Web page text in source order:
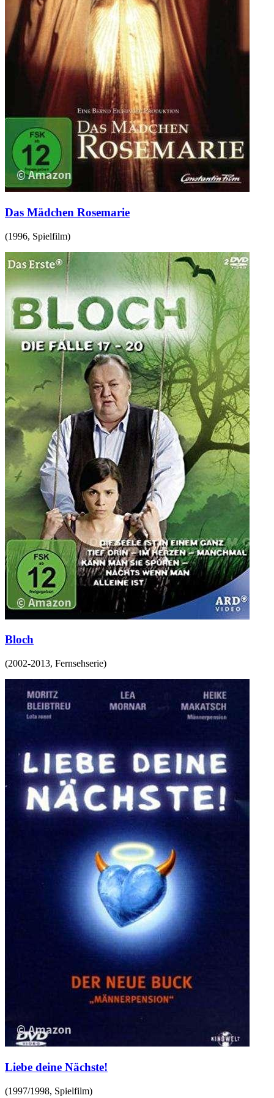
Das Mädchen Rosemarie
(1996, Spielfilm)
Bloch
(2002-2013, Fernsehserie)
Liebe deine Nächste!
(1997/1998, Spielfilm)